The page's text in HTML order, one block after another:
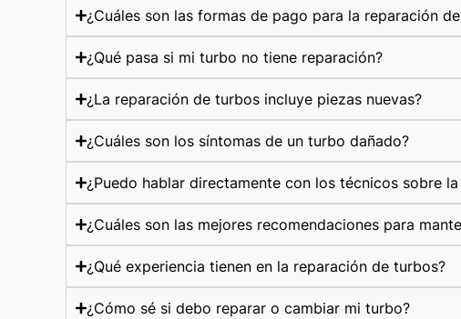
¿Cuáles son las formas de pago para la reparación
¿Qué pasa si mi turbo no tiene reparación?
¿La reparación de turbos incluye piezas nuevas?
¿Cuáles son los síntomas de un turbo dañado?
¿Puedo hablar directamente con los técnicos sobre
¿Cuáles son las mejores recomendaciones para
¿Qué experiencia tienen en la reparación de turbos?
¿Cómo sé si debo reparar o cambiar mi turbo?